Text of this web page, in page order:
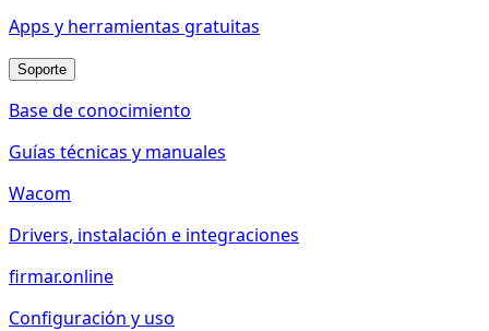
Apps y herramientas gratuitas
Soporte
Base de conocimiento
Guías técnicas y manuales
Wacom
Drivers, instalación e integraciones
firmar.online
Configuración y uso